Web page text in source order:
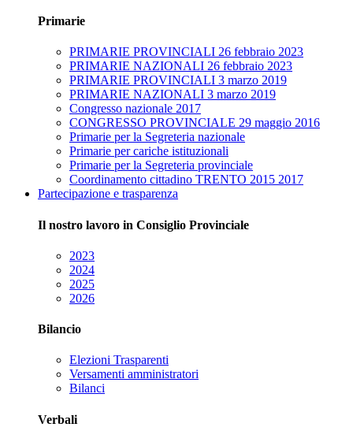
Primarie
PRIMARIE PROVINCIALI 26 febbraio 2023
PRIMARIE NAZIONALI 26 febbraio 2023
PRIMARIE PROVINCIALI 3 marzo 2019
PRIMARIE NAZIONALI 3 marzo 2019
Congresso nazionale 2017
CONGRESSO PROVINCIALE 29 maggio 2016
Primarie per la Segreteria nazionale
Primarie per cariche istituzionali
Primarie per la Segreteria provinciale
Coordinamento cittadino TRENTO 2015 2017
Partecipazione e trasparenza
Il nostro lavoro in Consiglio Provinciale
2023
2024
2025
2026
Bilancio
Elezioni Trasparenti
Versamenti amministratori
Bilanci
Verbali